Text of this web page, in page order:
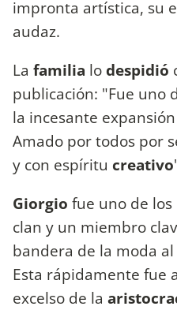
impronta artística, su
audaz.
La familia lodespidió
publicación: "Fue uno
la incesante
Amado por todos por
y con espíritu creativo
Giorgio fue uno de los
clan y un miembro
bandera de la moda al
Esta rápidamente fue
excelso de la